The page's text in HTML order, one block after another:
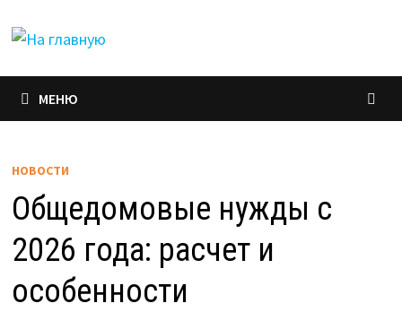
МЕНЮ
НОВОСТИ
Общедомовые нужды с
2026 года: расчет и
особенности